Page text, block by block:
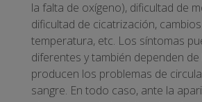
la falta de oxígeno), dificultad de
dificultad de cicatrización,
temperatura, etc. Los síntomas
diferentes y también dependen
producen los problemas de
sangre. En todo caso, ante la